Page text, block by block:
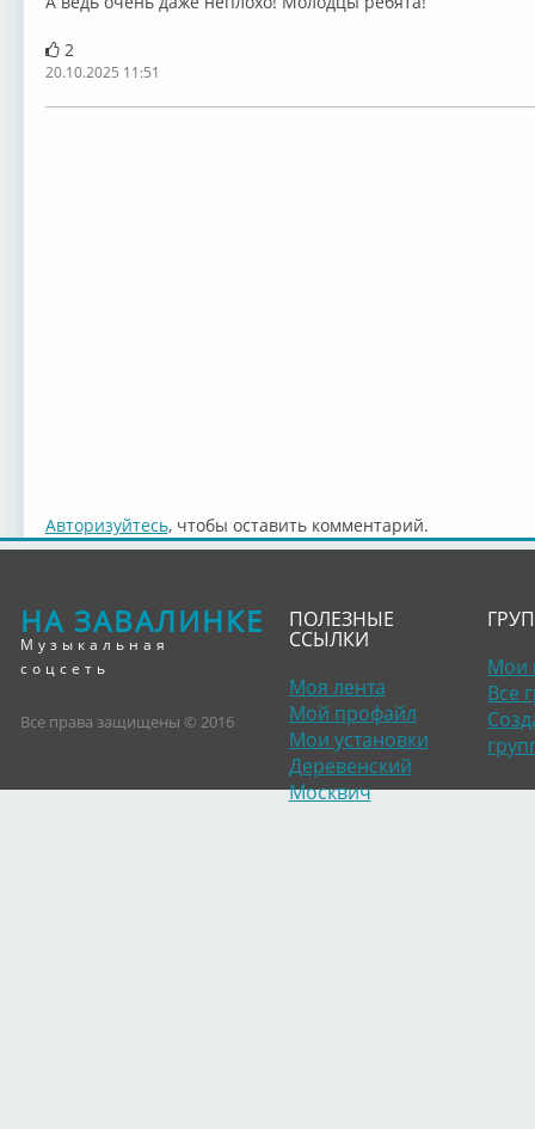
2
20.10.2025 11:51
Авторизуйтесь, чтобы оставить комментарий.
НА ЗАВАЛИНКЕ
Музыкальная
соцсеть
Все права защищены © 2016
ПОЛЕЗНЫЕ
ССЫЛКИ
Моя лента
Мой профайл
Мои установки
Деревенский
Москвич
Мои
Все